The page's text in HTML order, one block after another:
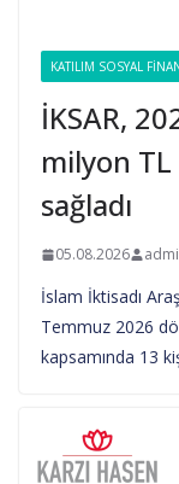
KATILIM SOSYAL
İKSAR,
milyon
sağladı
05.08.2026
İslam İktisadı
Temmuz 2026
kapsamında 13